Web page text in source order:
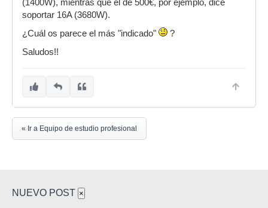
(1400W), mientras que el de 500€, por ejemplo, dice
soportar 16A (3680W).
¿Cuál os parece el más "indicado"
?
Saludos!!
« Ir a Equipo de estudio profesional
NUEVO POST ×